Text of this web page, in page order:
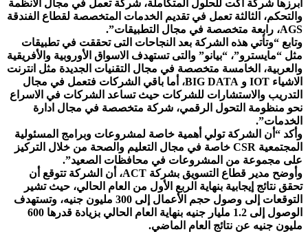
أبرزها شركة اكت للحلول المتكاملة، شركة تعمل في مجال الانظمة
والتحكم، الثالثة تعمل في تقديم الخدمات المتخصصة لقطاع الفندقة
AGS، رابعة متخصصة في مجال التطبيقات”.
وتابع “وتأتي هذه الشركة بعد النجاحات التى تحققت في تطبيقات
مثل “مايسترو”، “بيانو” والتى تستهدف الاسواق الأوروبية والأفريقية
والعربية، الخامسة متخصصة في مجال التقنيات الجديدة مثل انترنت
الاشياء IOT و BIG DATA، أما باقي الشركات فتعمل في مجال
التدريب والاستشارات للشركات حيث تساعد الشركات في الاسراع
نحو منظومة التحول الرقمي، شركة متخصصة في مجال ادارة
الخدمات”.
وأكد “أن الشركة تولي أهمية خاصة لمشروعات وبرامج المسئولية
المجتمعية CSR خاصة في مجال التعليم والصحة من خلال التركيز
على مجموعة من المشروعات في محافظات الصعيد”.
وأوضح مدير قطاع التسويق بشركة ACT، أن الشركة تتوقع أن
تحقق نتائج إيجابية بنهاية الربع الأول من العام الحالي، حيث تشير
التوقعات إلى وصول حجم الأعمال إلى 300 مليون جنيه، وتستهدف
الوصول إلى 1.2 مليار جنيه بنهاية العام الحالي بزيادة قدرها 600
مليون جنيه عن نتائج العام الماضي.